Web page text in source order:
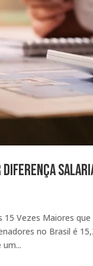
Diferença
15 Vezes Maiores
no Brasil é